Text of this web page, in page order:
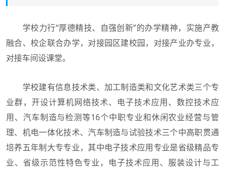
学校力行“厚德精技、自强创新”的办学精神，实施产教
融合、校企联合办学，对接园区建校园，对接产业办专业，
对接车间设课堂。
学校建有信息技术类、加工制造类和文化艺术类三个专
业群，开设计算机网络技术、电子技术应用、数控技术应
用、汽车制造与检测等16个中职专业和休闲农业经营与管
理、机电一体化技术、汽车制造与试验技术三个中高职贯通
培养五年制大专专业，其中电子技术应用专业是省级精品专
业、省级示范性特色专业，电子技术应用、服装设计与工